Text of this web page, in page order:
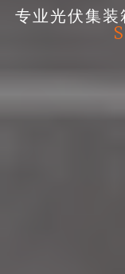
专业光伏集装